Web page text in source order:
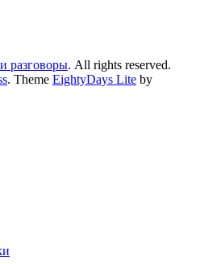
разговоры. All rights reserved.
. Theme EightyDays Lite by